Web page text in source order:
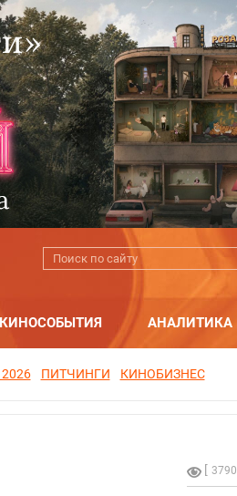
КИНОСОБЫТИЯ АНАЛИТИКА
ПИТЧИНГИ КИНОБИЗНЕС
3790